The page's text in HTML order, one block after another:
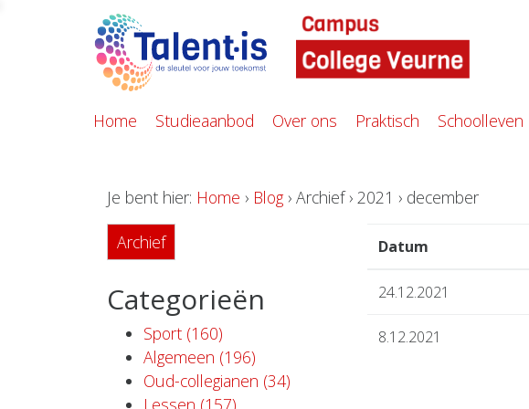
Home Studieaanbod Over ons Praktisch Schoolleven
Je bent hier: Home › Blog › Archief › 2021 › december
Archief
Categorieën
Sport (160)
Algemeen (196)
Oud-collegianen (34)
Lessen (157)
Datum
24.12.2021
8.12.2021